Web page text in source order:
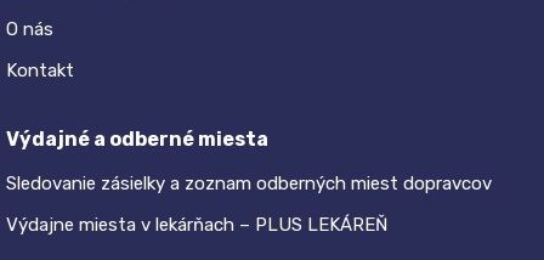
O nás
Kontakt
Výdajné a odberné miesta
Sledovanie zásielky a zoznam odberných miest dopravcov
Výdajne miesta v lekárňach – PLUS LEKÁREŇ